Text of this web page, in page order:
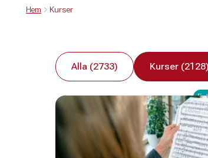
Hem Kurser
Alla (2733) Kurser (2128)